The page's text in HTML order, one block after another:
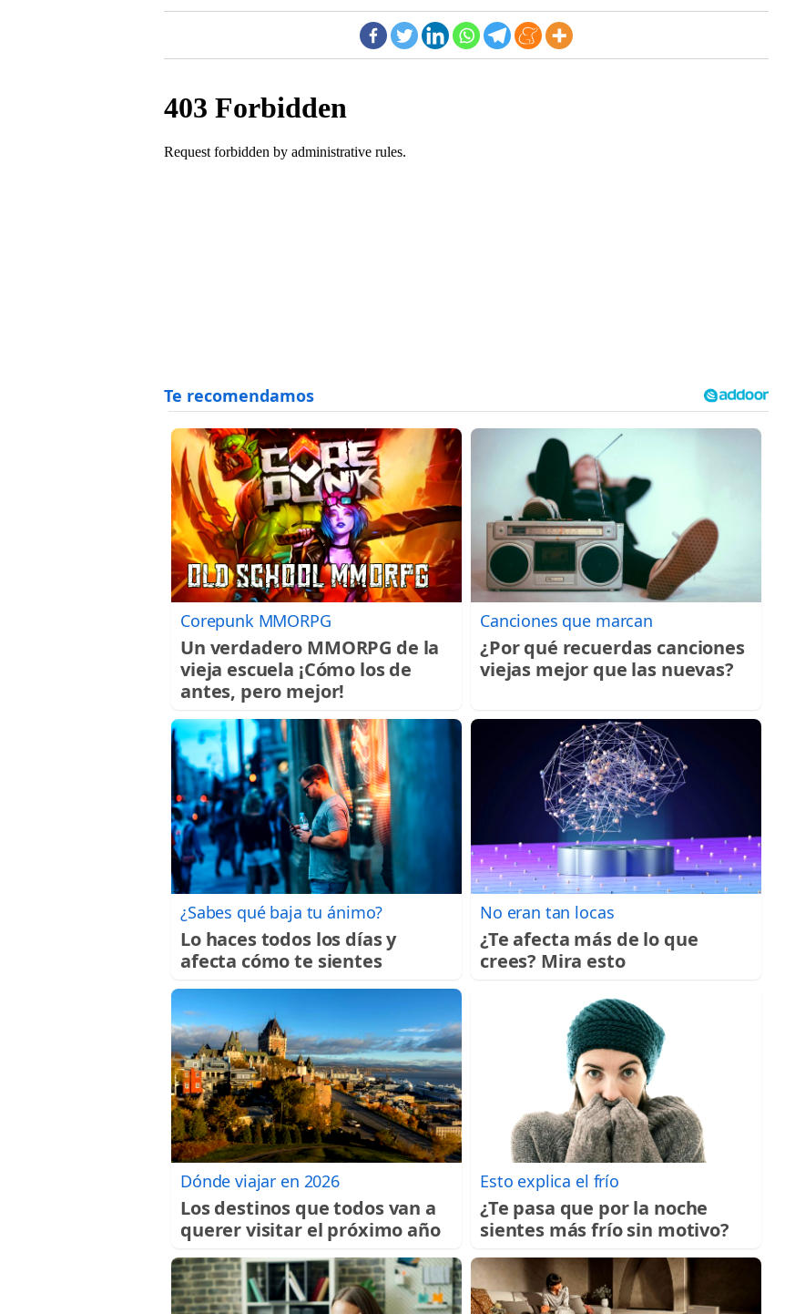
Corepunk MMORPG
Un verdadero MMORPG de la
vieja escuela ¡Cómo los de
antes, pero mejor!
Canciones que marcan
¿Por qué recuerdas canciones
viejas mejor que las nuevas?
¿Sabes qué baja tu ánimo?
Lo haces todos los días y
afecta cómo te sientes
No eran tan locas
¿Te afecta más de lo que
crees? Mira esto
Dónde viajar en 2026
Los destinos que todos van a
querer visitar el próximo año
Esto explica el frío
¿Te pasa que por la noche
sientes más frío sin motivo?